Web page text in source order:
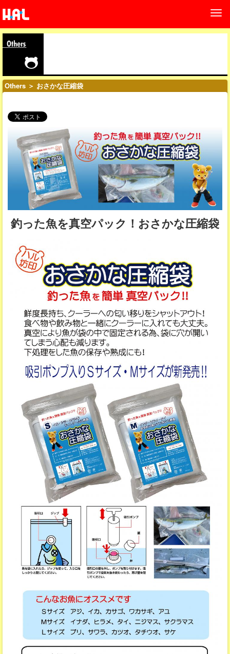
Others ＞ おさかな圧縮袋
釣った魚を真空パック！おさかな圧縮袋